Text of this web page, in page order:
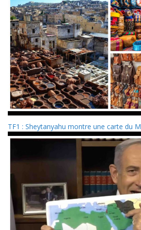
TF1 : Sheytanyahu montre une carte du